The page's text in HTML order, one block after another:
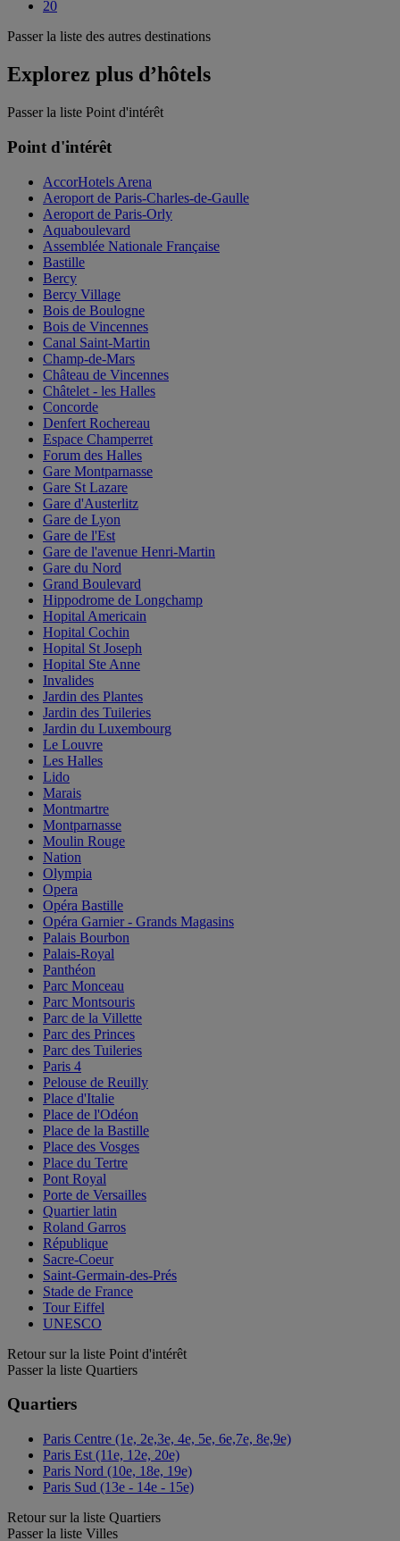
20
Passer la liste des autres destinations
Explorez plus d’hôtels
Passer la liste Point d'intérêt
Point d'intérêt
AccorHotels Arena
Aeroport de Paris-Charles-de-Gaulle
Aeroport de Paris-Orly
Aquaboulevard
Assemblée Nationale Française
Bastille
Bercy
Bercy Village
Bois de Boulogne
Bois de Vincennes
Canal Saint-Martin
Champ-de-Mars
Château de Vincennes
Châtelet - les Halles
Concorde
Denfert Rochereau
Espace Champerret
Forum des Halles
Gare Montparnasse
Gare St Lazare
Gare d'Austerlitz
Gare de Lyon
Gare de l'Est
Gare de l'avenue Henri-Martin
Gare du Nord
Grand Boulevard
Hippodrome de Longchamp
Hopital Americain
Hopital Cochin
Hopital St Joseph
Hopital Ste Anne
Invalides
Jardin des Plantes
Jardin des Tuileries
Jardin du Luxembourg
Le Louvre
Les Halles
Lido
Marais
Montmartre
Montparnasse
Moulin Rouge
Nation
Olympia
Opera
Opéra Bastille
Opéra Garnier - Grands Magasins
Palais Bourbon
Palais-Royal
Panthéon
Parc Monceau
Parc Montsouris
Parc de la Villette
Parc des Princes
Parc des Tuileries
Paris 4
Pelouse de Reuilly
Place d'Italie
Place de l'Odéon
Place de la Bastille
Place des Vosges
Place du Tertre
Pont Royal
Porte de Versailles
Quartier latin
Roland Garros
République
Sacre-Coeur
Saint-Germain-des-Prés
Stade de France
Tour Eiffel
UNESCO
Retour sur la liste Point d'intérêt
Passer la liste Quartiers
Quartiers
Paris Centre (1e, 2e,3e, 4e, 5e, 6e,7e, 8e,9e)
Paris Est (11e, 12e, 20e)
Paris Nord (10e, 18e, 19e)
Paris Sud (13e - 14e - 15e)
Retour sur la liste Quartiers
Passer la liste Villes